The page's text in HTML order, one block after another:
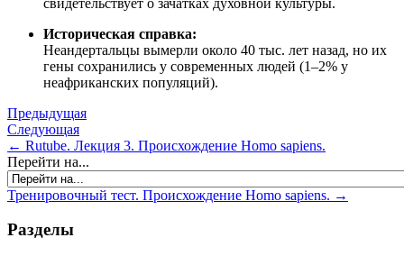
Историческая справка:
Неандертальцы вымерли около 40 тыс. лет назад, но их
гены сохранились у современных людей (1–2% у
неафриканских популяций).
Предыдущая
Следующая
← Rutube. Лекция 3. Происхождение Homo sapiens.
Перейти на...
Тренировочный тест. Происхождение Homo sapiens. →
Разделы